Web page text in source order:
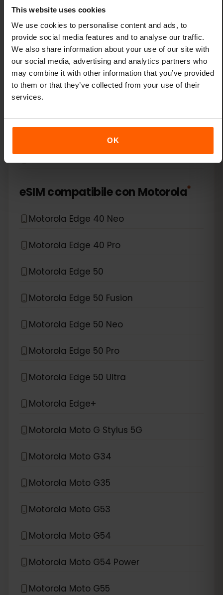
This website uses cookies
We use cookies to personalise content and ads, to
provide social media features and to analyse our traffic.
We also share information about your use of our site with
our social media, advertising and analytics partners who
may combine it with other information that you’ve provided
to them or that they’ve collected from your use of their
services.
OK
Xiaomi 14T
Xiaomi 14T Pro
Xiaomi 15
eSIM compatibile con Motorola*
Motorola Edge 40 Neo
Motorola Edge 40 Pro
Motorola Edge 50
Motorola Edge 50 Fusion
Motorola Edge 50 Neo
Motorola Edge 50 Pro
Motorola Edge 50 Ultra
Motorola Edge+
Motorola Moto G Stylus 5G
Motorola Moto G34
Motorola Moto G35
Motorola Moto G53
Motorola Moto G54
Motorola Moto G54 Power
Motorola Moto G55